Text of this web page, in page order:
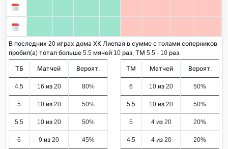
В последних 20 играх дома ХК Лиепая в сумме с голами соперников
пробил(а) тотал больше 5.5 мячей 10 раз, ТМ 5.5 - 10 раз.
ТБ Матчей Вероят.
4.5 16 из 20 80%
5 10 из 20 50%
5.5 10 из 20 50%
6 9 из 20 45%
ТМ Матчей Вероят.
6 10 из 20 50%
5.5 10 из 20 50%
5 4 из 20 20%
4.5 4 из 20 20%